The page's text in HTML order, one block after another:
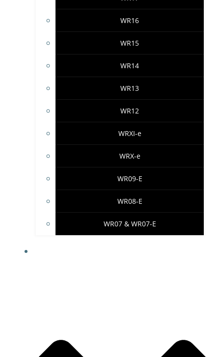
WR16
WR15
WR14
WR13
WR12
WRXI-e
WRX-e
WR09-E
WR08-E
WR07 & WR07-E